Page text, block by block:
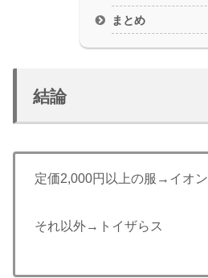
まとめ
結論
定価2,000円以上の服→イオン
それ以外→トイザらス